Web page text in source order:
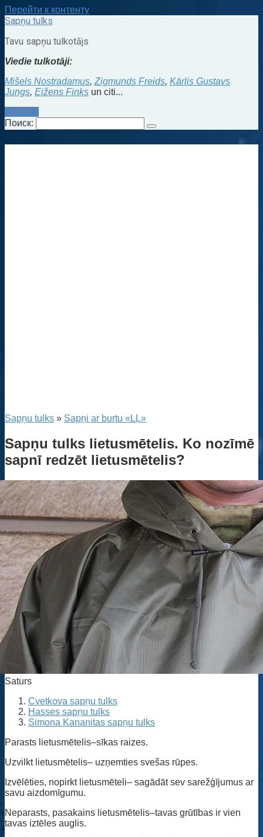
Перейти к контенту
Sapņu tulks
Tavu sapņu tulkotājs
Viedie tulkotāji:
Mišels Nostradamus, Zigmunds Freids, Kārlis Gustavs
Jungs, Eižens Finks un citi...
Kontakti
Поиск:
Sapņu tulks » Sapņi ar burtu «LĻ»
Sapņu tulks lietusmētelis. Ko nozīmē
sapnī redzēt lietusmētelis?
Saturs
Cvetkova sapņu tulks
Hasses sapņu tulks
Simona Kananitas sapņu tulks
Parasts lietusmētelis–sīkas raizes.
Uzvilkt lietusmētelis– uzņemties svešas rūpes.
Izvēlēties, nopirkt lietusmēteli– sagādāt sev sarežģījumus ar
savu aizdomīgumu.
Neparasts, pasakains lietusmētelis–tavas grūtības ir vien
tavas iztēles auglis.